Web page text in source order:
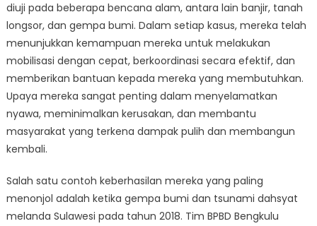
diuji pada beberapa bencana alam, antara lain banjir, tanah
longsor, dan gempa bumi. Dalam setiap kasus, mereka telah
menunjukkan kemampuan mereka untuk melakukan
mobilisasi dengan cepat, berkoordinasi secara efektif, dan
memberikan bantuan kepada mereka yang membutuhkan.
Upaya mereka sangat penting dalam menyelamatkan
nyawa, meminimalkan kerusakan, dan membantu
masyarakat yang terkena dampak pulih dan membangun
kembali.
Salah satu contoh keberhasilan mereka yang paling
menonjol adalah ketika gempa bumi dan tsunami dahsyat
melanda Sulawesi pada tahun 2018. Tim BPBD Bengkulu